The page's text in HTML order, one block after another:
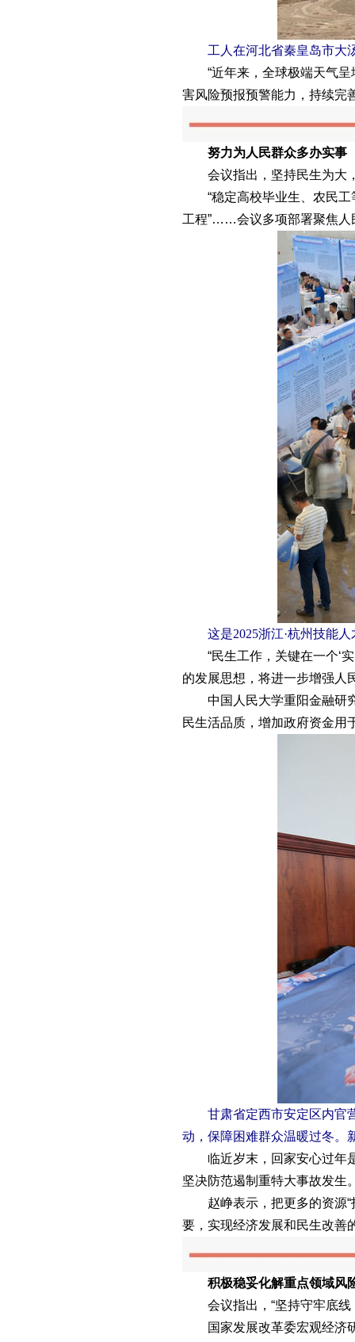
工人在河北省秦皇岛市大汤
“近年来，全球极端天气呈
害风险预报预警能力，持续完
努力为人民群众多办实事
会议指出，坚持民生为大
“稳定高校毕业生、农民工等
工程”……会议多项部署聚焦人
这是2025浙江·杭州技能人
“民生工作，关键在一个‘实
的发展思想，将进一步增强人
中国人民大学重阳金融研究
民生活品质，增加政府资金用
甘肃省定西市安定区内官营
动，保障困难群众温暖过冬。
临近岁末，回家安心过年是
坚决防范遏制重特大事故发生
赵峥表示，把更多的资源“
要，实现经济发展和民生改善
积极稳妥化解重点领域风
会议指出，“坚持守牢底线，
国家发展改革委宏观经济研